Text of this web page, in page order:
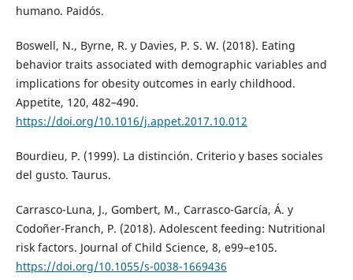
humano. Paidós.
Boswell, N., Byrne, R. y Davies, P. S. W. (2018). Eating
behavior traits associated with demographic variables and
implications for obesity outcomes in early childhood.
Appetite, 120, 482–490.
https://doi.org/10.1016/j.appet.2017.10.012
Bourdieu, P. (1999). La distinción. Criterio y bases sociales
del gusto. Taurus.
Carrasco-Luna, J., Gombert, M., Carrasco-García, Á. y
Codoñer-Franch, P. (2018). Adolescent feeding: Nutritional
risk factors. Journal of Child Science, 8, e99–e105.
https://doi.org/10.1055/s-0038-1669436